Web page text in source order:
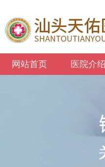
网站首页 医院介绍